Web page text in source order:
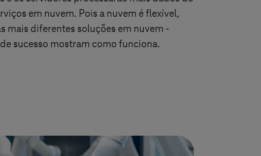
em nuvem. Pois a nuvem é flexível,
mais diferentes soluções em nuvem -
sucesso mostram como funciona.